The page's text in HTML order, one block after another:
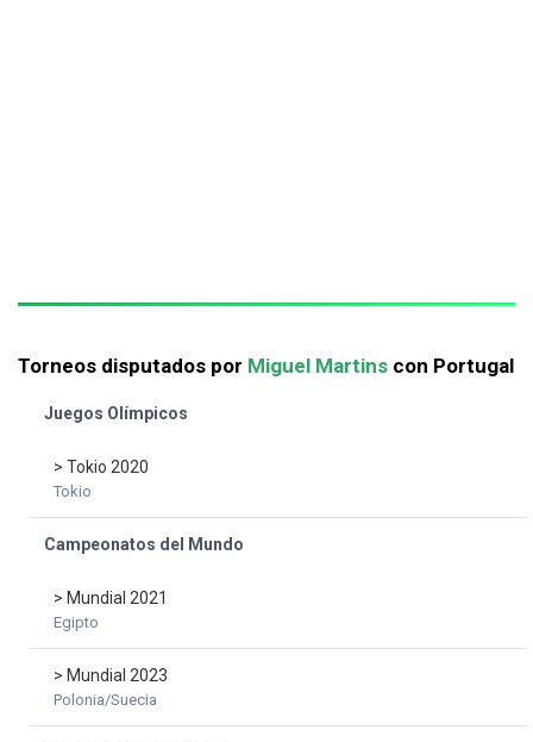
Torneos disputados por Miguel Martins con Portugal
Juegos Olímpicos
> Tokio 2020
Tokio
Campeonatos del Mundo
> Mundial 2021
Egipto
> Mundial 2023
Polonia/Suecia